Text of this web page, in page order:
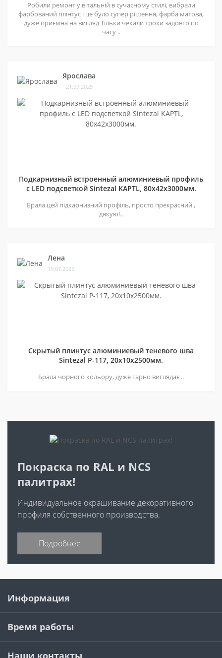
Робили ремонт у вітальній в сучасному стилі, вибрали
фарбований плінтус і це було супер рішення, фарба матова,
дуже приємна на вигляд Тільки чекали трохи задовго по
часу ..
Ярослава
21.07.2025
Подкарнизный встроенный алюминиевый профиль
с LED подсветкой Sintezal KAPTL, 80х42x3000мм.
Брала цей підкарнизний профіль, просто прекрасний ,
дякую!..
Лена
19.07.2025
Скрытый плинтус алюминиевый теневого шва
Sintezal P-117, 20х10х2500мм.
Брала чорного кольору, дуже гарно виглядає ..
Покраска по RAL и NCS
палитрах!
Индивидуальное окрашивание декоративного
профиля собственного производства.
Подробнее
Информация
Время работы
Наши контакты